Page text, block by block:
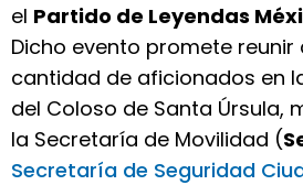
el Partido de Leyendas
Dicho evento promete reunir
cantidad de aficionados en
del Coloso de Santa Úrsula,
la Secretaría de Movilidad (
Secretaría de Seguridad